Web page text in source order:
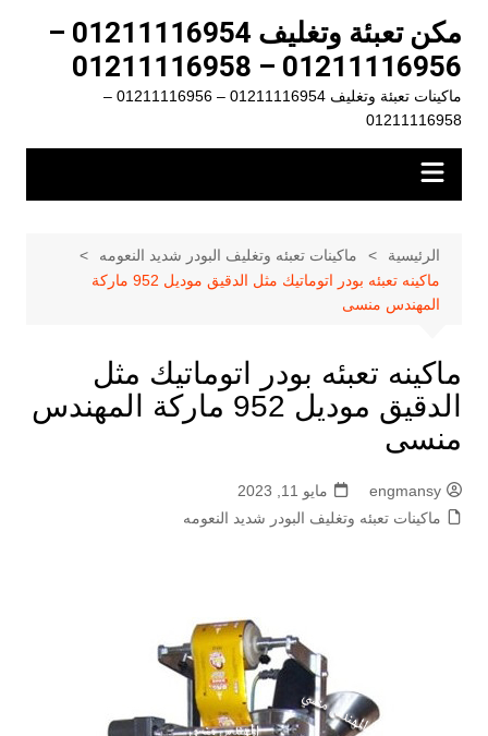
المحتوى
مكن تعبئة وتغليف 01211116954 –
01211116956 – 01211116958
ماكينات تعبئة وتغليف 01211116954 – 01211116956 –
01211116958
الرئيسية
ماكينات تعبئه وتغليف البودر شديد النعومه
ماكينه تعبئه بودر اتوماتيك مثل الدقيق موديل 952 ماركة
المهندس منسى
ماكينه تعبئه بودر اتوماتيك مثل
الدقيق موديل 952 ماركة المهندس
منسى
engmansy
مايو 11, 2023
ماكينات تعبئه وتغليف البودر شديد النعومه